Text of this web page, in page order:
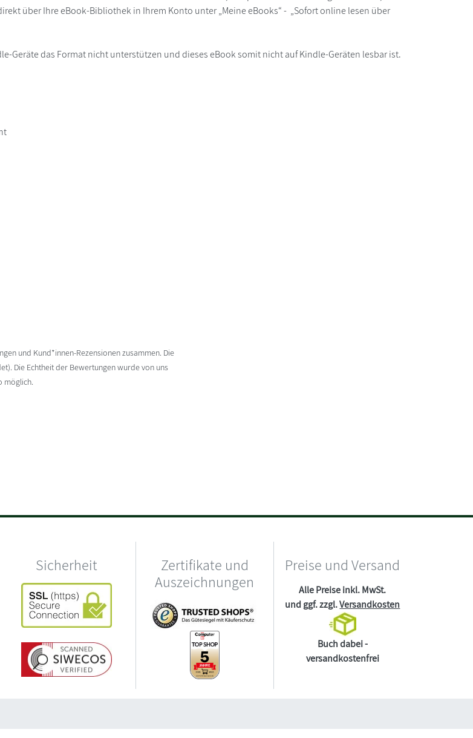
direkt über Ihre eBook-Bibliothek in Ihrem Konto unter „Meine eBooks“ - „Sofort online lesen über
Geräte das Format nicht unterstützen und dieses eBook somit nicht auf Kindle-Geräten lesbar ist.
und Kund*innen-Rezensionen zusammen. Die
Die Echtheit der Bewertungen wurde von uns
möglich.
Sicherheit
Zertifikate und
Auszeichnungen
Preise und Versand
Alle Preise inkl. MwSt.
und ggf. zzgl.Versandkosten
Buch dabei -
versandkostenfrei